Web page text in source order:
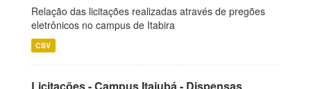
Relação das licitações realizadas através de pregões
eletrônicos no campus de Itabira
CSV